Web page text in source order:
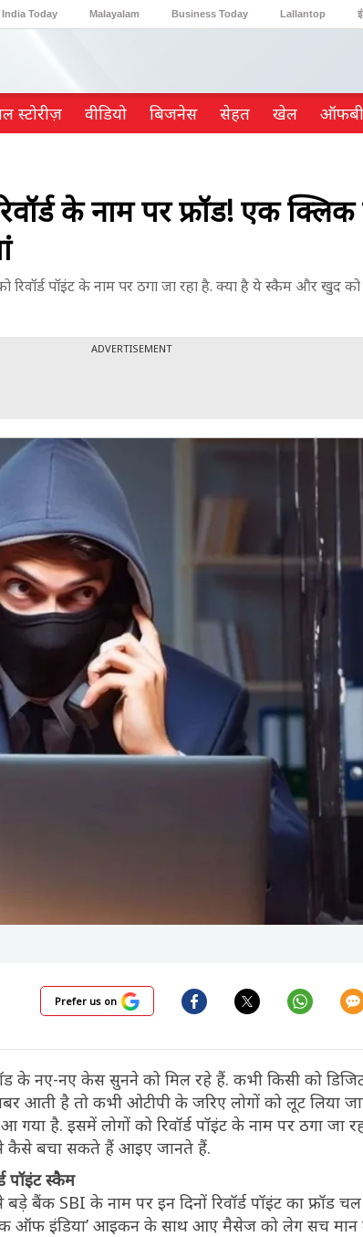
India Today Malayalam Business Today Lallantop
स्टोरीज़ वीडियो ब‍िजनेस सेहत खेल
के नाम पर फ्रॉड! एक
रिवॉर्ड पॉइंट के नाम पर ठगा जा रहा है. क्या है ये स्कैम और
ADVERTISEMENT
Prefer us on
के नए-नए केस सुनने को मिल रहे हैं. कभी किसी को
आती है तो कभी ओटीपी के जरिए लोगों को लूट लिया
आ गया है. इसमें लोगों को रिवॉर्ड पॉइंट के नाम पर ठगा
कैसे बचा सकते हैं आइए जानते हैं.
पॉइंट स्कैम
बैंक SBI के नाम पर इन दिनों रिवॉर्ड पॉइंट का फ्रॉड चल
बैंक ऑफ इंडिया’ आइकन के साथ आए मैसेज को लेग सच